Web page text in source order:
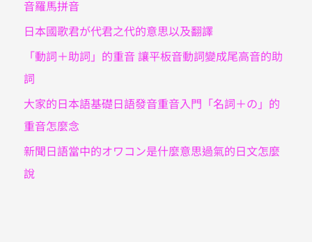
音羅馬拼音
日本國歌君が代君之代的意思以及翻譯
「動詞＋助詞」的重音 讓平板音動詞變成尾高音的助
詞
大家的日本語基礎日語發音重音入門「名詞＋の」的
重音怎麼念
新聞日語當中的オワコン是什麼意思過氣的日文怎麼
說